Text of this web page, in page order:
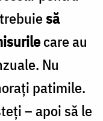
să
care au
Nu
patimile.
– apoi să le